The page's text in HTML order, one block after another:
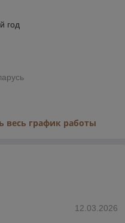
год
весь график работы
12.03.2026